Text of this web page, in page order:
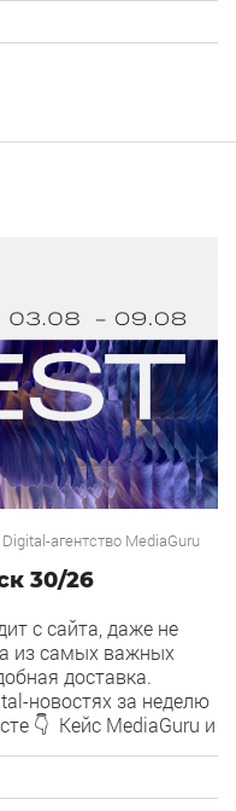
и заодно выяснить,
сантехники.
Digital-агентство MediaGuru
30/26
с сайта, даже не
из самых важных
доставка.
новостях за неделю
👇 Кейс MediaGuru и
by Урюк в